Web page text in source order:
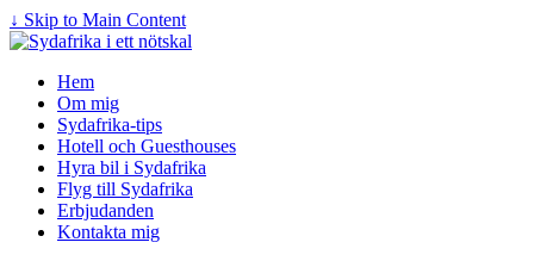
↓ Skip to Main Content
Hem
Om mig
Sydafrika-tips
Hotell och Guesthouses
Hyra bil i Sydafrika
Flyg till Sydafrika
Erbjudanden
Kontakta mig